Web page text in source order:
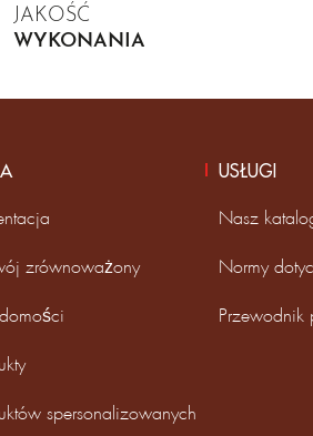
JAKOŚĆ
WYKONANIA
zrównoważony
spersonalizowanych
USŁUGI
Nasz
Normy
Przewodnik